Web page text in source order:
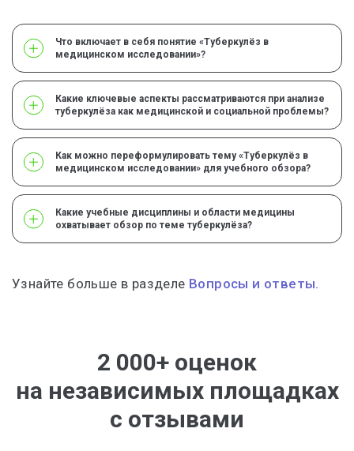
Что включает в себя понятие «Туберкулёз в
медицинском исследовании»?
Какие ключевые аспекты рассматриваются при анализе
туберкулёза как медицинской и социальной проблемы?
Как можно переформулировать тему «Туберкулёз в
медицинском исследовании» для учебного обзора?
Какие учебные дисциплины и области медицины
охватывает обзор по теме туберкулёза?
Узнайте больше в разделе Вопросы и ответы.
2 000+ оценок
на независимых площадках
с отзывами